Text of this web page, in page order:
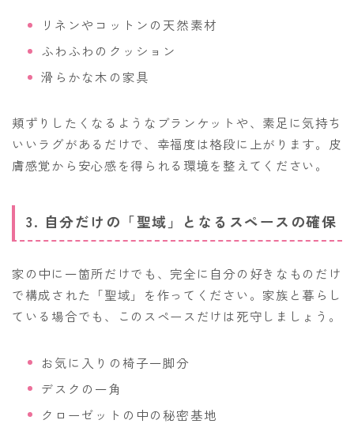
リネンやコットンの天然素材
ふわふわのクッション
滑らかな木の家具
頬ずりしたくなるようなブランケットや、素足に気持ち
いいラグがあるだけで、幸福度は格段に上がります。皮
膚感覚から安心感を得られる環境を整えてください。
3. 自分だけの「聖域」となるスペースの確保
家の中に一箇所だけでも、完全に自分の好きなものだけ
で構成された「聖域」を作ってください。家族と暮らし
ている場合でも、このスペースだけは死守しましょう。
お気に入りの椅子一脚分
デスクの一角
クローゼットの中の秘密基地